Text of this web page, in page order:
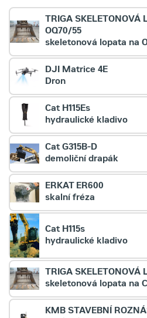
TRIGA SKELETONOVÁ
OQ70/55
skeletonová lopata na
DJI Matrice 4E
Dron
Cat H115Es
hydraulické kladivo
Cat G315B-D
demoliční drapák
ERKAT ER600
skalní fréza
Cat H115s
hydraulické kladivo
TRIGA SKELETONOVÁ
skeletonová lopata na
KMB STAVEBNÍ